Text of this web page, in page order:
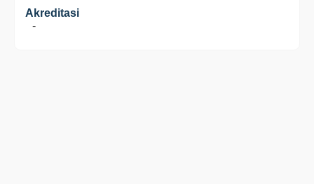
Akreditasi
-